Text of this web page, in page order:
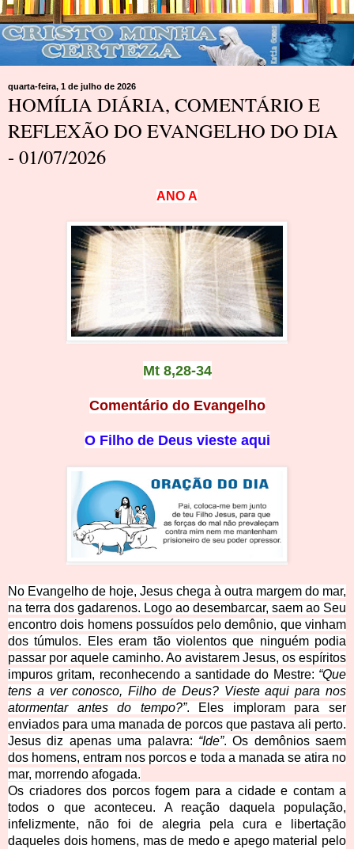
quarta-feira, 1 de julho de 2026
HOMÍLIA DIÁRIA, COMENTÁRIO E
REFLEXÃO DO EVANGELHO DO DIA
- 01/07/2026
A NO A
Mt 8,28-34
Comentário do Evangelho
O Filho de Deus vieste aqui
No Evangelho de hoje, Jesus chega à outra margem do mar,
na terra dos gadarenos. Logo ao desembarcar, saem ao Seu
encontro dois homens possuídos pelo demônio, que vinham
dos túmulos. Eles eram tão violentos que ninguém podia
passar por aquele caminho. Ao avistarem Jesus, os espíritos
impuros gritam, reconhecendo a santidade do Mestre: “Que
tens a ver conosco, Filho de Deus? Vieste aqui para nos
atormentar antes do tempo?”. Eles imploram para ser
enviados para uma manada de porcos que pastava ali perto.
Jesus diz apenas uma palavra: “Ide”. Os demônios saem
dos homens, entram nos porcos e toda a manada se atira no
mar, morrendo afogada.
Os criadores dos porcos fogem para a cidade e contam a
todos o que aconteceu. A reação daquela população,
infelizmente, não foi de alegria pela cura e libertação
daqueles dois homens, mas de medo e apego material pelo